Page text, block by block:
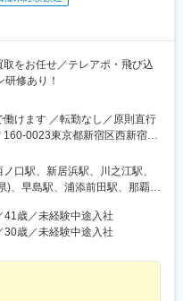
、亀戸水神駅、東千葉駅、高
山田駅(神奈川県)、西武柳沢
木県)、木更津駅、北松戸駅、武
松戸駅、東富岡駅、新鹿沼
、東武宇都宮駅、秩父駅、小
、南柏駅、明大前駅、塚原
ータウン中央駅、柏駅、西小
、牛浜駅、藤沢駅、雑色駅、
舟駅、西葛西駅、逗子駅、宮
、北真岡駅、伊勢原駅、淵野
賀台駅、学園前駅(奈良県)、上
駅、東伏見駅、下総中山駅、
、大江橋駅、宇都宮駅東口駅
をお任せ／テレアポ・飛び込
修あり！
けます ／転勤なし／原則直行
0023東京都新宿区西新宿五
ストタワー3階※転居を伴う転
都内23区、関東のプロジェク
口駅、新居浜駅、川之江駅、
、早島駅、浦添前田駅、那覇空
治駅(奈良線)、久津川駅、山城
(群馬県)、前橋大島駅、広駅、
鶴岡駅、赤湯駅、奈古駅、日野
歳／未経験中途入社
歳／未経験中途入社